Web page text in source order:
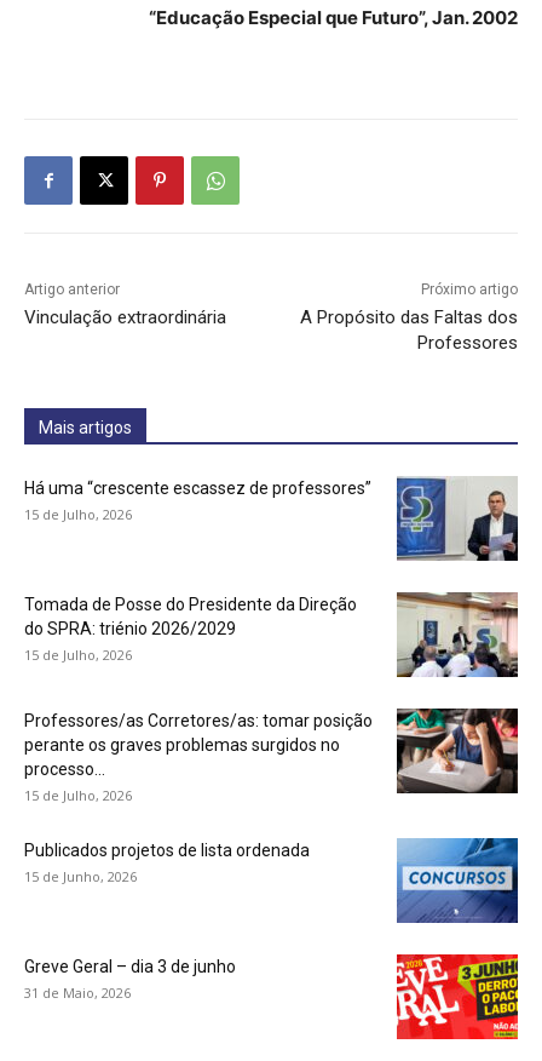
“Educação Especial que Futuro”, Jan. 2002
Artigo anterior
Vinculação extraordinária
Próximo artigo
A Propósito das Faltas dos
Professores
Mais artigos
Há uma “crescente escassez de professores”
15 de Julho, 2026
Tomada de Posse do Presidente da Direção
do SPRA: triénio 2026/2029
15 de Julho, 2026
Professores/as Corretores/as: tomar posição
perante os graves problemas surgidos no
processo...
15 de Julho, 2026
Publicados projetos de lista ordenada
15 de Junho, 2026
Greve Geral – dia 3 de junho
31 de Maio, 2026